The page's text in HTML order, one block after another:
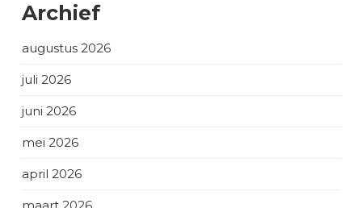
Archief
augustus 2026
juli 2026
juni 2026
mei 2026
april 2026